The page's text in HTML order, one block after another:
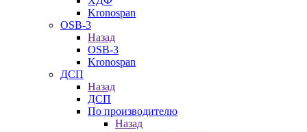
Kronospan
OSB-3
Назад
OSB-3
Kronospan
ДСП
Назад
ДСП
По производителю
Назад